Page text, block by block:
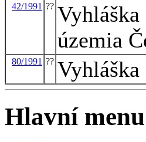
42/1991 ??
územia
80/1991 ??
Hlavní menu